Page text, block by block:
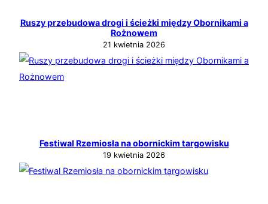
Ruszy przebudowa drogi i ścieżki między Obornikami a
Rożnowem
21 kwietnia 2026
Festiwal Rzemiosła na obornickim targowisku
19 kwietnia 2026